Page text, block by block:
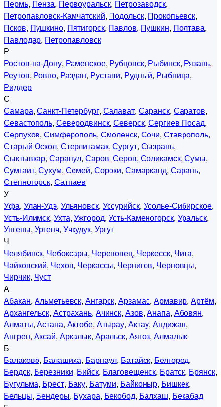
Пермь, Пенза, Первоуральск, Петрозаводск,
Петропавловск-Камчатский, Подольск, Прокопьевск,
Псков, Пушкино, Пятигорск, Павлов, Пушкин, Полтава,
Павлодар, Петропавловск
Р
Ростов-на-Дону, Раменское, Рубцовск, Рыбинск, Рязань,
Реутов, Ровно, Раздан, Рустави, Рудный, Рыбница,
Риддер
С
Самара, Санкт-Петербург, Салават, Саранск, Саратов,
Севастополь, Северодвинск, Северск, Сергиев Посад,
Серпухов, Симферополь, Смоленск, Сочи, Ставрополь,
Старый Оскол, Стерлитамак, Сургут, Сызрань,
Сыктывкар, Сарапул, Саров, Серов, Соликамск, Сумы,
Сумгаит, Сухум, Семей, Сороки, Самарканд, Сарань,
Степногорск, Сатпаев
У
Уфа, Улан-Удэ, Ульяновск, Уссурийск, Усолье-Сибирское,
Усть-Илимск, Ухта, Ужгород, Усть-Каменогорск, Уральск,
Унгены, Ургенч, Учкудук, Ургут
Ч
Челябинск, Чебоксары, Череповец, Черкесск, Чита,
Чайковский, Чехов, Черкассы, Чернигов, Черновцы,
Чирчик, Чуст
А
Абакан, Альметьевск, Ангарск, Арзамас, Армавир, Артём,
Архангельск, Астрахань, Ачинск, Азов, Анапа, Абовян,
Алматы, Астана, Актобе, Атырау, Актау, Андижан,
Ангрен, Аксай, Аркалык, Аральск, Аягоз, Алмалык
Б
Балаково, Балашиха, Барнаул, Батайск, Белгород,
Бердск, Березники, Бийск, Благовещенск, Братск, Брянск,
Бугульма, Брест, Баку, Батуми, Байконыр, Бишкек,
Бельцы, Бендеры, Бухара, Бекобод, Балхаш, Бекабад